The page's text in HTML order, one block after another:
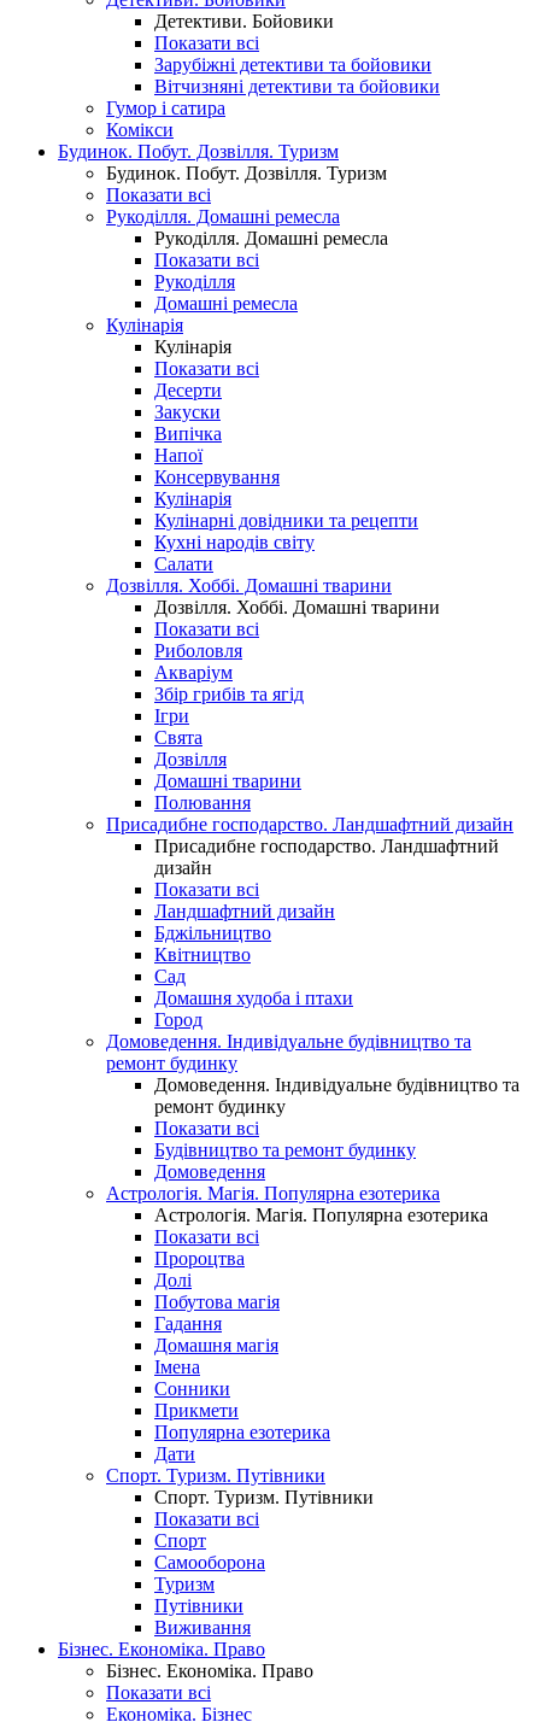
Детективи. Бойовики
Показати всі
Зарубіжні детективи та бойовики
Вітчизняні детективи та бойовики
Гумор і сатира
Комікси
Будинок. Побут. Дозвілля. Туризм
Будинок. Побут. Дозвілля. Туризм
Показати всі
Рукоділля. Домашні ремесла
Рукоділля. Домашні ремесла
Показати всі
Рукоділля
Домашні ремесла
Кулінарія
Кулінарія
Показати всі
Десерти
Закуски
Випічка
Напої
Консервування
Кулінарія
Кулінарні довідники та рецепти
Кухні народів світу
Салати
Дозвілля. Хоббі. Домашні тварини
Дозвілля. Хоббі. Домашні тварини
Показати всі
Риболовля
Акваріум
Збір грибів та ягід
Ігри
Свята
Дозвілля
Домашні тварини
Полювання
Присадибне господарство. Ландшафтний дизайн
Присадибне господарство. Ландшафтний
дизайн
Показати всі
Ландшафтний дизайн
Бджільництво
Квітництво
Сад
Домашня худоба і птахи
Город
Домоведення. Індивідуальне будівництво та
ремонт будинку
Домоведення. Індивідуальне будівництво та
ремонт будинку
Показати всі
Будівництво та ремонт будинку
Домоведення
Астрологія. Магія. Популярна езотерика
Астрологія. Магія. Популярна езотерика
Показати всі
Пророцтва
Долі
Побутова магія
Гадання
Домашня магія
Імена
Сонники
Прикмети
Популярна езотерика
Дати
Спорт. Туризм. Путівники
Спорт. Туризм. Путівники
Показати всі
Спорт
Самооборона
Туризм
Путівники
Виживання
Бізнес. Економіка. Право
Бізнес. Економіка. Право
Показати всі
Економіка. Бізнес